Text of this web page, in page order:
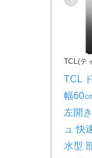
TCL(テ
TCL
幅60
左開
ュ 快
水型